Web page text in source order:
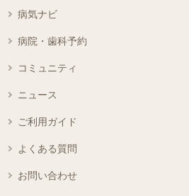
病気ナビ
病院・歯科予約
コミュニティ
ニュース
ご利用ガイド
よくある質問
お問い合わせ